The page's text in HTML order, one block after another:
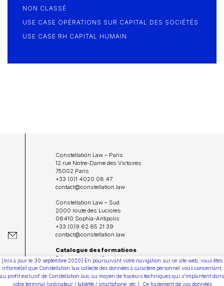
NON CLASSÉ
USE CASE OPÉRATIONS SUR CAPITAL DES SOCIÉTÉS
USE CASE RH CAPITAL HUMAIN
Constellation Law – Paris
12 rue Notre-Dame des Victoires
75002 Paris
+33 (0)1 4020 08 47
contact@constellation.law
Constellation Law – Sud
2000 route des Lucioles
06410 Sophia-Antipolis
+33 (0)9 62 65 21 39
contact@constellation.law
Catalogue des formations
Déposer un avis Google
Protection de vos données personnelles
Conditions Générales d’Utilisation
[mis à jour le 30 septembre 2020] En poursuivant votre navigation sur ce site web, vous êtes
informé(e) que Constellation.law collecte des données à caractère personnel vous concernant,
au profit exclusif de Constellation.law, au moyen de traceurs techniques qui s'implantent dans
votre terminal (ordinateur / tablette / smartphone, etc.). Ce traitement de vos données